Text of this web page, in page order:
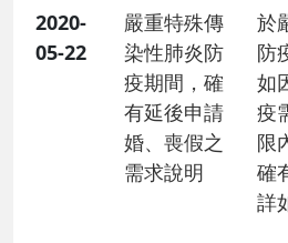
2020-
05-22
嚴重特殊傳
染性肺炎防
疫期間，確
有延後申請
婚、喪假之
需求說明
於
防
如
疫
限
確
詳